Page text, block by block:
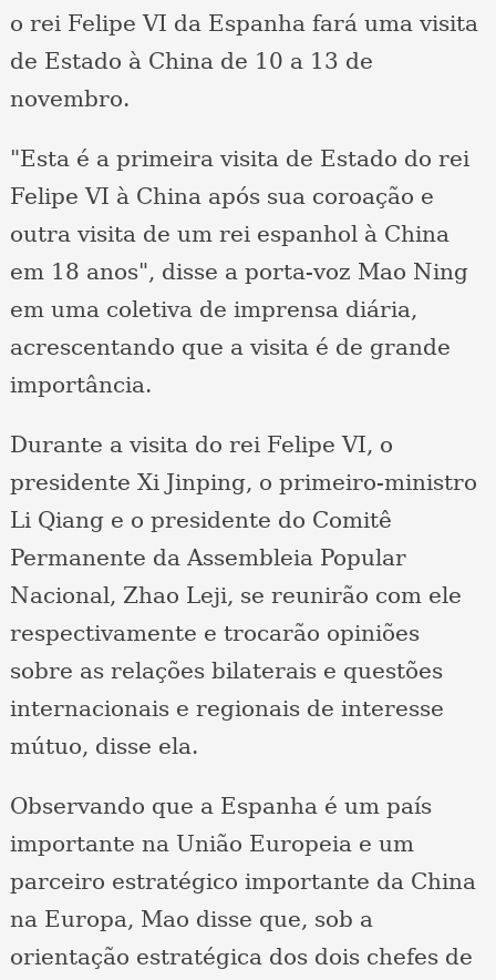
o rei Felipe VI da Espanha fará uma visita
de Estado à China de 10 a 13 de
novembro.
"Esta é a primeira visita de Estado do rei
Felipe VI à China após sua coroação e
outra visita de um rei espanhol à China
em 18 anos", disse a porta-voz Mao Ning
em uma coletiva de imprensa diária,
acrescentando que a visita é de grande
importância.
Durante a visita do rei Felipe VI, o
presidente Xi Jinping, o primeiro-ministro
Li Qiang e o presidente do Comitê
Permanente da Assembleia Popular
Nacional, Zhao Leji, se reunirão com ele
respectivamente e trocarão opiniões
sobre as relações bilaterais e questões
internacionais e regionais de interesse
mútuo, disse ela.
Observando que a Espanha é um país
importante na União Europeia e um
parceiro estratégico importante da China
na Europa, Mao disse que, sob a
orientação estratégica dos dois chefes de